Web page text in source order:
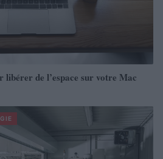
libérer de l’espace sur votre Mac